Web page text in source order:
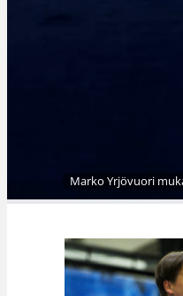
Marko Yrjövuori